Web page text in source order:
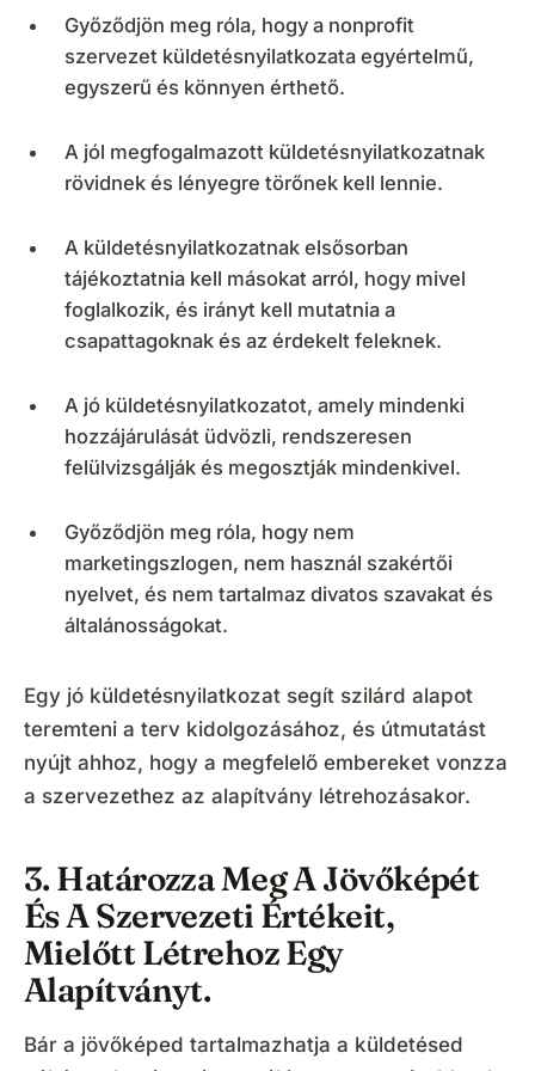
Győződjön meg róla, hogy a nonprofit
szervezet küldetésnyilatkozata egyértelmű,
egyszerű és könnyen érthető.
A jól megfogalmazott küldetésnyilatkozatnak
rövidnek és lényegre törőnek kell lennie.
A küldetésnyilatkozatnak elsősorban
tájékoztatnia kell másokat arról, hogy mivel
foglalkozik, és irányt kell mutatnia a
csapattagoknak és az érdekelt feleknek.
A jó küldetésnyilatkozatot, amely mindenki
hozzájárulását üdvözli, rendszeresen
felülvizsgálják és megosztják mindenkivel.
Győződjön meg róla, hogy nem
marketingszlogen, nem használ szakértői
nyelvet, és nem tartalmaz divatos szavakat és
általánosságokat.
Egy jó küldetésnyilatkozat segít szilárd alapot
teremteni a terv kidolgozásához, és útmutatást
nyújt ahhoz, hogy a megfelelő embereket vonzza
a szervezethez az alapítvány létrehozásakor.
3. Határozza Meg A Jövőképét
És A Szervezeti Értékeit,
Mielőtt Létrehoz Egy
Alapítványt.
Bár a jövőképed tartalmazhatja a küldetésed